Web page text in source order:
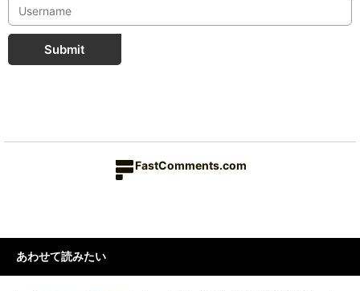
Submit
FastComments.com
あわせて読みたい